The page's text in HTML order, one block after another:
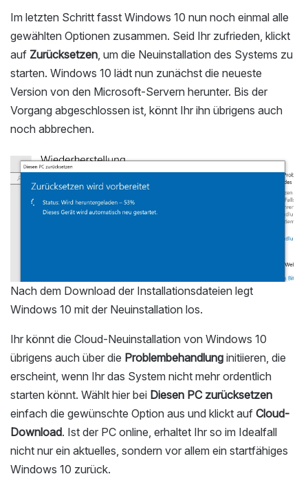
Im letzten Schritt fasst Windows 10 nun noch einmal alle
gewählten Optionen zusammen. Seid Ihr zufrieden, klickt
auf Zurücksetzen , um die Neuinstallation des Systems zu
starten. Windows 10 lädt nun zunächst die neueste
Version von den Microsoft-Servern herunter. Bis der
Vorgang abgeschlossen ist, könnt Ihr ihn übrigens auch
noch abbrechen.
Nach dem Download der Installationsdateien legt
Windows 10 mit der Neuinstallation los.
Ihr könnt die Cloud-Neuinstallation von Windows 10
übrigens auch über die Problembehandlung initiieren, die
erscheint, wenn Ihr das System nicht mehr ordentlich
starten könnt. Wählt hier bei Diesen PC zurücksetzen
einfach die gewünschte Option aus und klickt auf Cloud-
Download. Ist der PC online, erhaltet Ihr so im Idealfall
nicht nur ein aktuelles, sondern vor allem ein startfähiges
Windows 10 zurück.